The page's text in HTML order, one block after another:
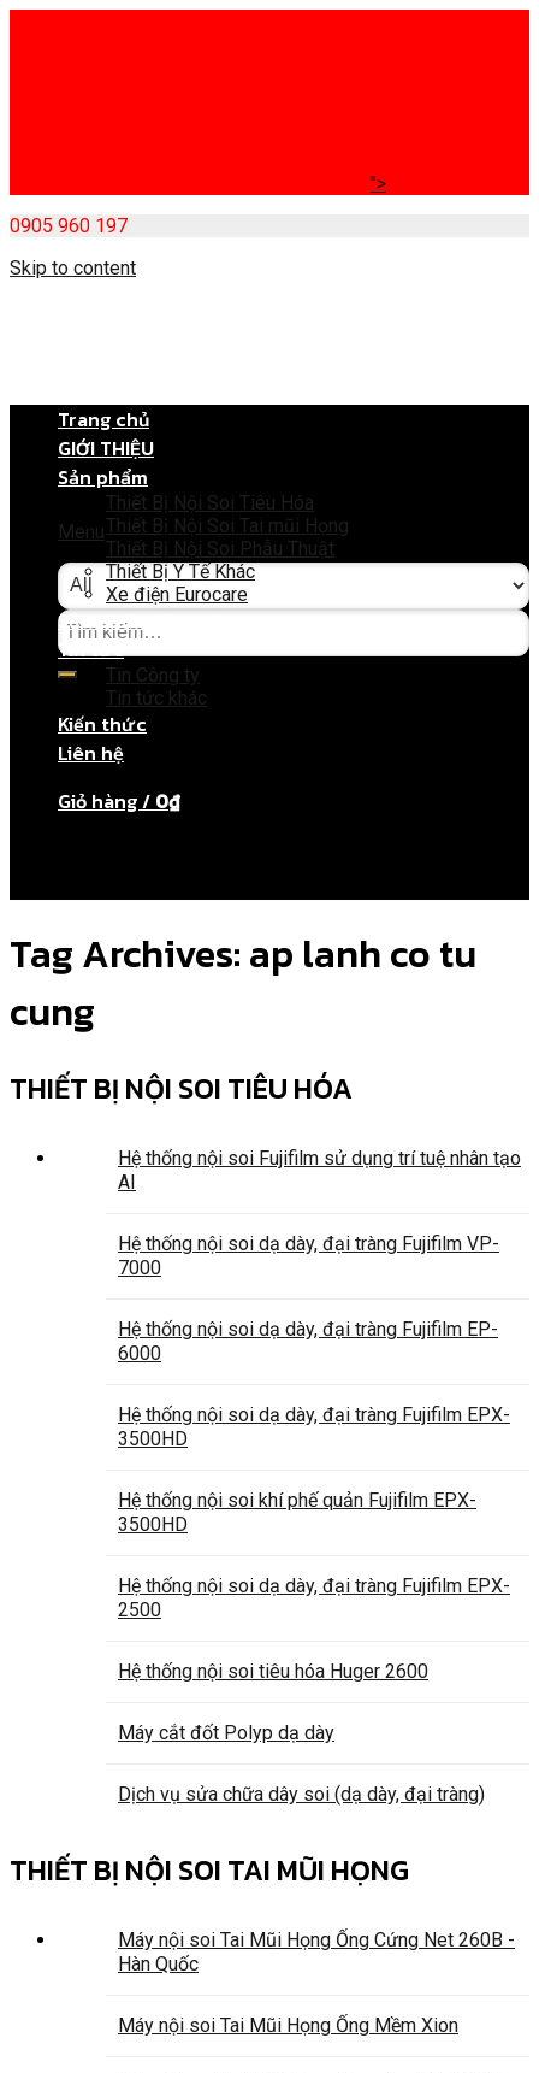
">
0905 960 197
Skip to content
Menu
Giỏ hàng
Chưa có sản phẩm trong giỏ hàng.
Trang chủ
GIỚI THIỆU
Sản phẩm
Thiết Bị Nội Soi Tiêu Hóa
Thiết Bị Nội Soi Tai mũi Họng
Thiết Bị Nội Soi Phẫu Thuật
Thiết Bị Y Tế Khác
Xe điện Eurocare
Sửa chữa dây soi
Tin tức
Tin Công ty
Tin tức khác
Kiến thức
Liên hệ
Giỏ hàng / 0₫
Tag Archives:ap lanh co tu
cung
THIẾT BỊ NỘI SOI TIÊU HÓA
Hệ thống nội soi Fujifilm sử dụng trí tuệ nhân tạo
AI
Hệ thống nội soi dạ dày, đại tràng Fujifilm VP-
7000
Hệ thống nội soi dạ dày, đại tràng Fujifilm EP-
6000
Hệ thống nội soi dạ dày, đại tràng Fujifilm EPX-
3500HD
Hệ thống nội soi khí phế quản Fujifilm EPX-
3500HD
Hệ thống nội soi dạ dày, đại tràng Fujifilm EPX-
2500
Hệ thống nội soi tiêu hóa Huger 2600
Máy cắt đốt Polyp dạ dày
Dịch vụ sửa chữa dây soi (dạ dày, đại tràng)
THIẾT BỊ NỘI SOI TAI MŨI HỌNG
Máy nội soi Tai Mũi Họng Ống Cứng Net 260B -
Hàn Quốc
Máy nội soi Tai Mũi Họng Ống Mềm Xion